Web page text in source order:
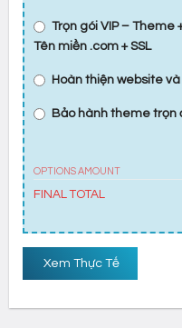
Trọn gói VIP – Theme
Tên miền .com + SSL
Hoàn thiện website
Bảo hành theme trọn
OPTIONS AMOUNT
FINAL TOTAL
Xem Thực Tế